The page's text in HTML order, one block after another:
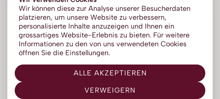
Wir können diese zur Analyse unserer Besucherdaten
platzieren, um unsere Website zu verbessern,
personalisierte Inhalte anzuzeigen und Ihnen ein
grossartiges Website-Erlebnis zu bieten. Für weitere
Informationen zu den von uns verwendeten Cookies
öffnen Sie die Einstellungen.
ALLE AKZEPTIEREN
VERWEIGERN
Weissweine
Roséweine
Dessertweine
Fine Wines
Südweine
Prosecco
Franciacorta
Sparkling
Méthode traditionelle
Absinth
Aperitif | Bitter
Calvados
Cognac | Armagnac
Gin
Grappa | Tresterbrand
Kylie Minogue Wines
Elton John Zero
AZZERIO
Tosone
Mavrio
Silentium